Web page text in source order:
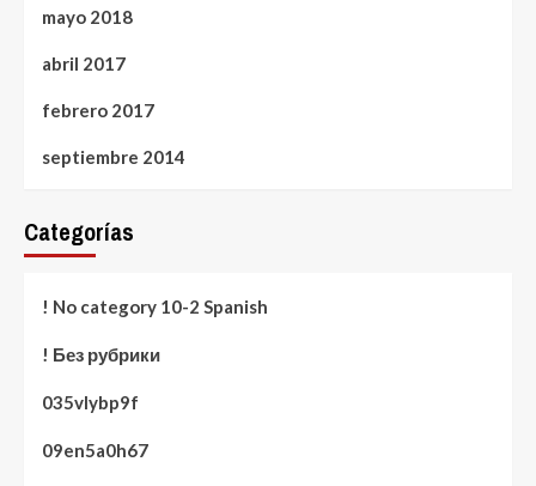
mayo 2018
abril 2017
febrero 2017
septiembre 2014
Categorías
! No category 10-2 Spanish
! Без рубрики
035vlybp9f
09en5a0h67